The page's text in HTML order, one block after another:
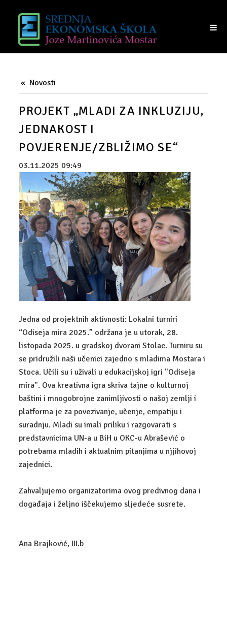
Novosti
PROJEKT „MLADI ZA INKLUZIJU,
JEDNAKOST I
POVJERENJE/ZBLIŽIMO SE“
03.11.2025 09:49
Jedna od projektnih aktivnosti: Lokalni turniri
“Odiseja mira 2025.” održana je u utorak, 28.
listopada 2025. u gradskoj dvorani Stolac. Turniru su
se pridružili naši učenici zajedno s mladima Mostara i
Stoca. Učili su i uživali u edukacijskoj igri "Odiseja
mira". Ova kreativna igra skriva tajne o kulturnoj
baštini i mnogobrojne zanimljivosti o našoj zemlji i
platforma je za povezivanje, učenje, empatiju i
suradnju. Mladi su imali priliku i razgovarati s
predstavnicima UN-a u BiH u OKC-u Abrašević o
potrebama mladih i aktualnim pitanjima u njjihovoj
zajednici.
Zahvaljujemo organizatorima ovog predivnog dana i
događaja i željno iščekujemo sljedeće susrete.
Ana Brajković, III.b
UČENICI
VIJEĆE UČENIKA
RODITELJI
RAZREDI I RAZREDNICI
VIJEĆE RODITELJA
IZVANREDNI POLAZNICI
UPIS
ZANIMANJA
DIGITALNI MARKETING
EKONOMIST
POSLOVNA INFORMATIKA
UPRAVNI REFERENT
CARINSKI TEHNIČAR
ADMINISTRATIVNI TAJNIK
TEHNIČAR ZA BANKARSTVO I OSIGURANJE
FINANCIJSKO-RAČUNOVODSTVENI TEHNIČAR